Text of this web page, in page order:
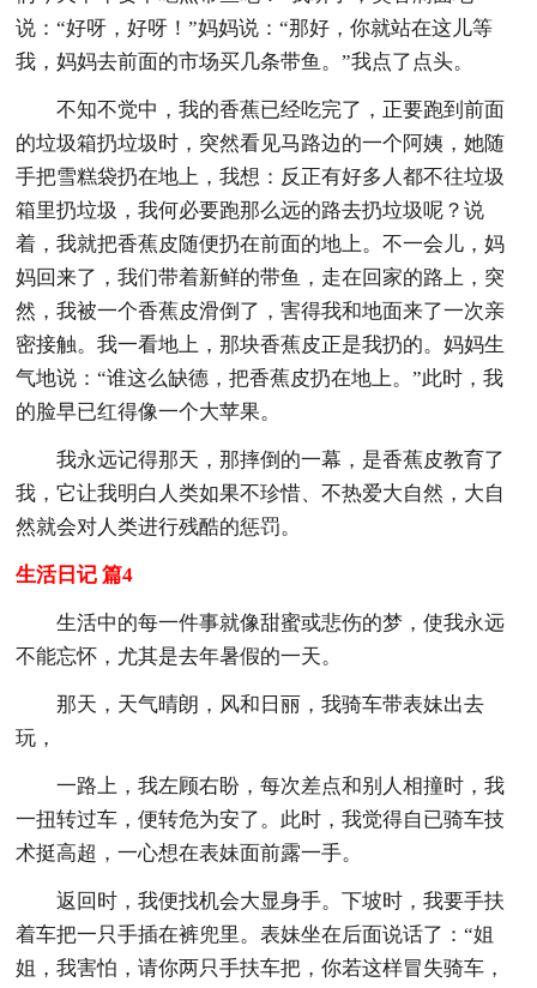
说：“好呀，好呀！”妈妈说：“那好，你就站在这儿等
我，妈妈去前面的市场买几条带鱼。”我点了点头。
不知不觉中，我的香蕉已经吃完了，正要跑到前面
的垃圾箱扔垃圾时，突然看见马路边的一个阿姨，她随
手把雪糕袋扔在地上，我想：反正有好多人都不往垃圾
箱里扔垃圾，我何必要跑那么远的路去扔垃圾呢？说
着，我就把香蕉皮随便扔在前面的地上。不一会儿，妈
妈回来了，我们带着新鲜的带鱼，走在回家的路上，突
然，我被一个香蕉皮滑倒了，害得我和地面来了一次亲
密接触。我一看地上，那块香蕉皮正是我扔的。妈妈生
气地说：“谁这么缺德，把香蕉皮扔在地上。”此时，我
的脸早已红得像一个大苹果。
我永远记得那天，那摔倒的一幕，是香蕉皮教育了
我，它让我明白人类如果不珍惜、不热爱大自然，大自
然就会对人类进行残酷的惩罚。
生活日记 篇4
生活中的每一件事就像甜蜜或悲伤的梦，使我永远
不能忘怀，尤其是去年暑假的一天。
那天，天气晴朗，风和日丽，我骑车带表妹出去
玩，
一路上，我左顾右盼，每次差点和别人相撞时，我
一扭转过车，便转危为安了。此时，我觉得自已骑车技
术挺高超，一心想在表妹面前露一手。
返回时，我便找机会大显身手。下坡时，我要手扶
着车把一只手插在裤兜里。表妹坐在后面说话了：“姐
姐，我害怕，请你两只手扶车把，你若这样冒失骑车，